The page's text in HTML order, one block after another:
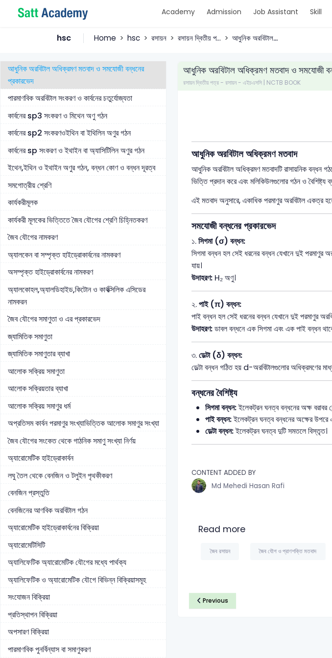
Academy Admission Job Assistant Skill
hsc Home hsc রসায়ন রসায়ন দ্বিতীয় প... আধুনিক অরবিটাল...
জৈব যৌগের শ্রেণীবিভাগ
জৈব যৌগে বন্ধন প্রকৃতি
আধুনিক অরবিটাল অধিক্রমণ মতবাদ ও সমযোজী বন্ধনের
প্রকারভেদ
পারমাণবিক অরবিটাল সংকরণ ও কার্বনের চতুর্যোজ্যতা
কার্বনের sp3 সংকরণ ও মিথেন অণু গঠন
কার্বনের sp2 সংকরণওইথিন বা ইথিলিন অণুর গঠন
কার্বনের sp সংকরণ ও ইথাইন বা অ্যাসিটিলিন অণুর গঠন
ইথেন,ইথিন ও ইথাইন অণুর গঠন, বন্ধন কোণ ও বন্ধন দূরত্ব
সমগোত্রীয় শ্রেণি
কার্যকরীমূলক
কার্যকরী মূলকের ভিত্তিতে জৈব যৌগের শ্রেণি চিহ্নিতকরণ
জৈব যৌগের নামকরণ
অ্যালকেন বা সম্পৃক্ত হাইড্রোকার্বনের নামকরণ
অসম্পৃক্ত হাইড্রোকার্বনের নামকরণ
অ্যালকোহল,অ্যালডিহাইড,কিটোন ও কার্বক্সিলিক এসিডের
নামকরন
জৈব যৌগের সমাণুতা ও এর প্রকারভেদ
জ্যামিতিক সমাণুতা
জ্যামিতিক সমাণুতার ব্যাখা
আলোক সক্রিয় সমাণুতা
আলোক সক্রিয়তার ব্যাখা
আলোক সক্রিয় সমাণুর ধর্ম
অপ্রতিসম কার্বন পরমাণুর সংখ্যাভিত্তিক আলোক সমাণুর সংখ্যা
জৈব যৌগের সংকেত থেকে গাঠনিক সমাণু সংখ্যা নির্ণয়
অ্যারোমেটিক হাইড্রোকার্বন
লঘু তৈল থেকে বেনজিন ও টলুইন পৃথকীকরণ
বেনজিন প্রস্তুতি
বেনজিনের আণবিক অরবিটাল গঠন
অ্যারোমেটিক হাইড্রোকার্বনের বিক্রিয়া
অ্যারোমেটিসিটি
অ্যালিফেটিক অ্যারোমেটিক যৌগের মধ্যে পার্থক্য
অ্যালিফেটিক ও অ্যারোমেটিক যৌগে বিভিন্ন বিক্রিয়াসমূহ
সংযোজন বিক্রিয়া
প্রতিস্থাপন বিক্রিয়া
অপসারণ বিক্রিয়া
পারমাণবিক পুনর্বিন্যাস বা সমাণুকরণ
আধুনিক অরবিটাল অধিক্রমণ মতবাদ ও সমযোজী
রসায়ন দ্বিতীয় পত্র - রসায়ন - এইচএসসি | NCTB BOOK
আধুনিক অরবিটাল অধিক্রমণ মতবাদ
আধুনিক অরবিটাল অধিক্রমণ মতবাদটি রাসায়নিক বন্ধন
ভিত্তি প্রদান করে এবং মলিকিউলগুলোর গঠন ও বৈশিষ্ট্য
এই মতবাদ অনুসারে, একাধিক পরমাণুর অরবিটাল একত্র
সমযোজী বন্ধনের প্রকারভেদ
১.সিগমা (σ) বন্ধন:
সিগমা বন্ধন হল সেই ধরনের বন্ধন যেখানে দুই
যায়।
উদাহরণ: H₂ অণু।
২.পাই (π) বন্ধন:
পাই বন্ধন হল সেই ধরনের বন্ধন যেখানে দুই পরমাণুর
উদাহরণ:ডাবল বন্ধনে এক সিগমা এবং এক পাই বন্ধন
৩.ডেল্টা (δ) বন্ধন:
ডেল্টা বন্ধন গঠিত হয় d-অরবিটালগুলোর অধিক্রমণের
বন্ধনের বৈশিষ্ট্য
সিগমা বন্ধন:ইলেকট্রন ঘনত্ব বন্ধনের অক্ষ বরাবর
পাই বন্ধন:ইলেকট্রন ঘনত্ব বন্ধনের অক্ষের উপরে
ডেল্টা বন্ধন:ইলেকট্রন ঘনত্ব দুটি সমতলে বিস্তৃত।
CONTENT ADDED BY
Md Mehedi Hasan Rafi
Read more
জৈব রসায়ন জৈব যৌগ ও প্রাণশক্তি মতবাদ
Previous